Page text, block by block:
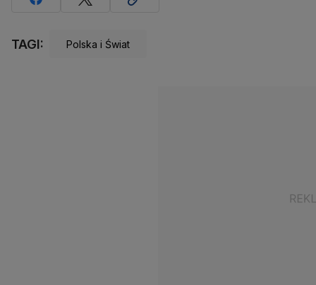
TAGI: Polska i Świat